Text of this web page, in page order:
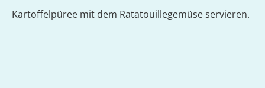
Kartoffelpüree mit dem Ratatouillegemüse servieren.